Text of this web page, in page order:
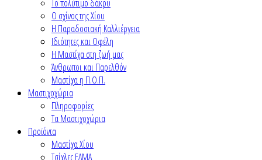
Το πολύτιμο δάκρυ
Ο σχίνος της Χίου
Η Παραδοσιακή Καλλιέργεια
Ιδιότητες και Οφέλη
Η Μαστίχα στη ζωή μας
Άνθρωποι και Παρελθόν
Μαστίχα η Π.Ο.Π.
Μαστιχοχώρια
Πληροφορίες
Τα Μαστιχοχώρια
Προϊόντα
Μαστίχα Χίου
Τσίχλες ΕΛΜΑ